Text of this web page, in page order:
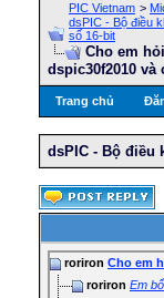
PIC Vietnam >
dsPIC - Bộ điều
số 16-bit
Cho em
dspic30f2010 và
Trang chủ
dsPIC - Bộ điều
roriron Cho em
roriron Em